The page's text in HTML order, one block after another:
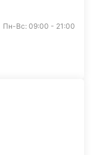
Пн-Вс: 09:00 - 21:00